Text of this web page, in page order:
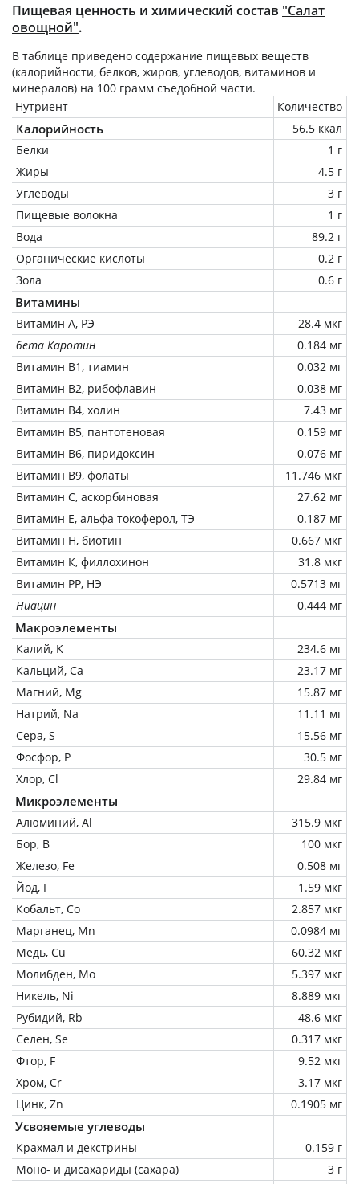
Пищевая ценность и химический состав "Салат
овощной".
В таблице приведено содержание пищевых веществ
(калорийности, белков, жиров, углеводов, витаминов и
минералов) на 100 грамм съедобной части.
Нутриент
Количество
Калорийность
56.5 ккал
Белки
1 г
Жиры
4.5 г
Углеводы
3 г
Пищевые волокна
1 г
Вода
89.2 г
Органические кислоты
0.2 г
Зола
0.6 г
Витамины
Витамин А, РЭ
28.4 мкг
бета Каротин
0.184 мг
Витамин В1, тиамин
0.032 мг
Витамин В2, рибофлавин
0.038 мг
Витамин В4, холин
7.43 мг
Витамин В5, пантотеновая
0.159 мг
Витамин В6, пиридоксин
0.076 мг
Витамин В9, фолаты
11.746 мкг
Витамин C, аскорбиновая
27.62 мг
Витамин Е, альфа токоферол, ТЭ
0.187 мг
Витамин Н, биотин
0.667 мкг
Витамин К, филлохинон
31.8 мкг
Витамин РР, НЭ
0.5713 мг
Ниацин
0.444 мг
Макроэлементы
Калий, K
234.6 мг
Кальций, Ca
23.17 мг
Магний, Mg
15.87 мг
Натрий, Na
11.11 мг
Сера, S
15.56 мг
Фосфор, P
30.5 мг
Хлор, Cl
29.84 мг
Микроэлементы
Алюминий, Al
315.9 мкг
Бор, B
100 мкг
Железо, Fe
0.508 мг
Йод, I
1.59 мкг
Кобальт, Co
2.857 мкг
Марганец, Mn
0.0984 мг
Медь, Cu
60.32 мкг
Молибден, Mo
5.397 мкг
Никель, Ni
8.889 мкг
Рубидий, Rb
48.6 мкг
Селен, Se
0.317 мкг
Фтор, F
9.52 мкг
Хром, Cr
3.17 мкг
Цинк, Zn
0.1905 мг
Усвояемые углеводы
Крахмал и декстрины
0.159 г
Моно- и дисахариды (сахара)
3 г